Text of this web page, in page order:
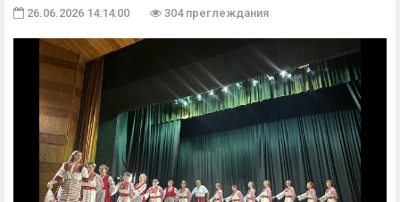
26.06.2026 14:14:00 304 преглеждания